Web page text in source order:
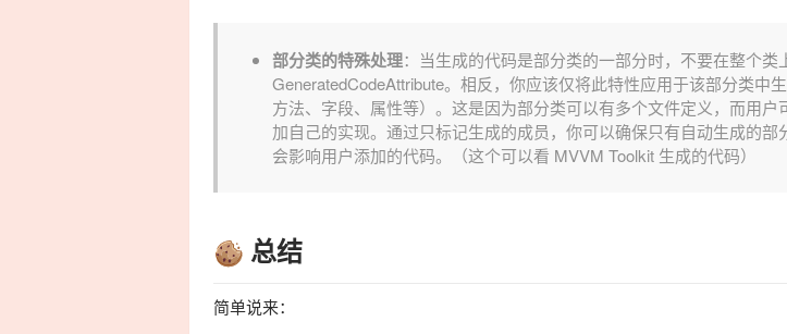
部分类的特殊处理：当生成的代码是部分类的一部分时，不要在整个类
GeneratedCodeAttribute。相反，你应该仅将此特性应用于该部分类中
方法、字段、属性等）。这是因为部分类可以有多个文件定义，而用户
加自己的实现。通过只标记生成的成员，你可以确保只有自动生成的部
会影响用户添加的代码。（这个可以看 MVVM Toolkit 生成的代码）
总结
简单说来：